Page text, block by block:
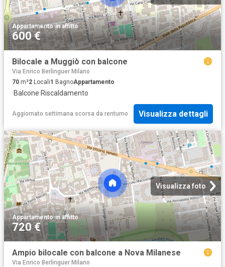
Appartamento·in affitto
600 €
Bilocale a Muggiò con balcone
Via Enrico Berlinguer Milano
70 m²2 Locali1 BagnoAppartamento
·Balcone·Riscaldamento
Aggiornato settimana scorsa da rentumo Visualizza dettagli
Visualizza foto
Appartamento·in affitto
720 €
Ampio bilocale con balcone a Nova Milanese
Via Enrico Berlinguer Milano